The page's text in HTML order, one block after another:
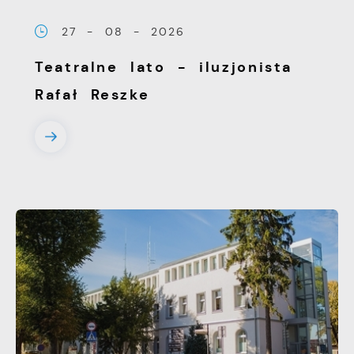
27 - 08 - 2026
Teatralne lato - iluzjonista
Rafał Reszke
mogą pojawić się na stronach podmiotów
trzecich lub firm będących naszymi
Firmy te działają w charakterze